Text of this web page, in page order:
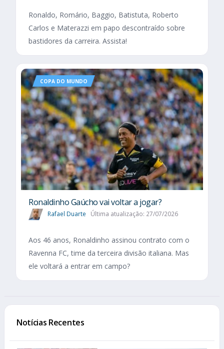
Ronaldo, Romário, Baggio, Batistuta, Roberto
Carlos e Materazzi em papo descontraído sobre
bastidores da carreira. Assista!
COPA DO MUNDO
Ronaldinho Gaúcho vai voltar a jogar?
Rafael Duarte Última atualização: 27/07/2026
Aos 46 anos, Ronaldinho assinou contrato com o
Ravenna FC, time da terceira divisão italiana. Mas
ele voltará a entrar em campo?
Notícias Recentes